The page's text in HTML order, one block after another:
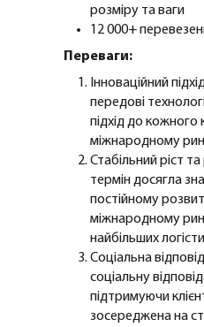
розміру та ваги
12 000+
Переваги:
Інноваційний
передові
підхід до
міжнародному
Стабільний ріст
термін досягла
постійному
міжнародному
найбільших
Соціальна
соціальну
підтримуючи
зосереджена на